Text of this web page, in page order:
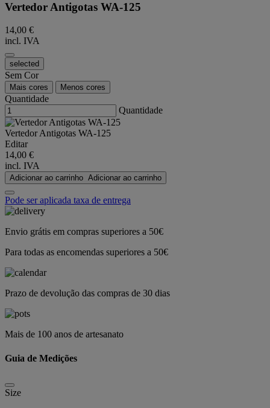
Vertedor Antigotas WA-125
14,00 €
incl. IVA
selected
Sem Cor
Mais cores Menos cores
Quantidade
Quantidade
Vertedor Antigotas WA-125
Editar
14,00 €
incl. IVA
Adicionar ao carrinho Adicionar ao carrinho
Pode ser aplicada taxa de entrega
Envio grátis em compras superiores a 50€
Para todas as encomendas superiores a 50€
Prazo de devolução das compras de 30 dias
Mais de 100 anos de artesanato
Guia de Medições
Size